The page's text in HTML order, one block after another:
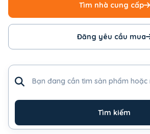
Tìm nhà cung cấp
Đăng yêu cầu mua
Tìm kiếm